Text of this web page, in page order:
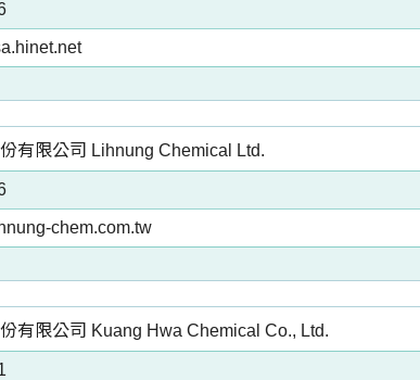
有限公司 Lihnung Chemical Ltd.
chem.com.tw
有限公司 Kuang Hwa Chemical Co., Ltd.